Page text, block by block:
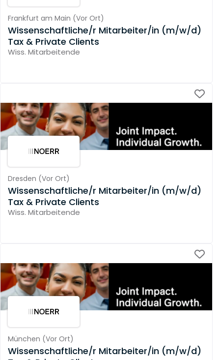
Frankfurt am Main (Vor Ort)
Wissenschaftliche/r Mitarbeiter/in (m/w/d)
Tax & Private Clients
Wiss. Mitarbeitende
Dresden (Vor Ort)
Wissenschaftliche/r Mitarbeiter/in (m/w/d)
Tax & Private Clients
Wiss. Mitarbeitende
München (Vor Ort)
Wissenschaftliche/r Mitarbeiter/in (m/w/d)